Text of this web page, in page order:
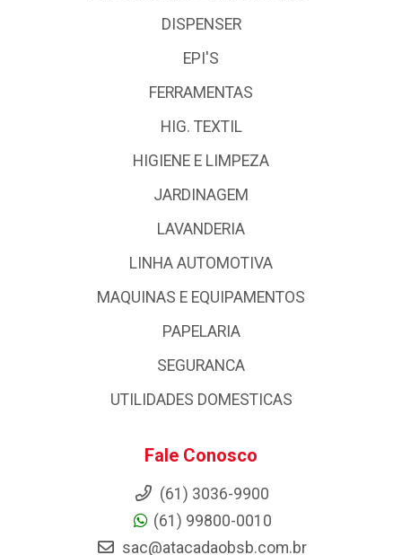
DISPENSER
EPI'S
FERRAMENTAS
HIG. TEXTIL
HIGIENE E LIMPEZA
JARDINAGEM
LAVANDERIA
LINHA AUTOMOTIVA
MAQUINAS E EQUIPAMENTOS
PAPELARIA
SEGURANCA
UTILIDADES DOMESTICAS
Fale Conosco
(61) 3036-9900
(61) 99800-0010
sac@atacadaobsb.com.br